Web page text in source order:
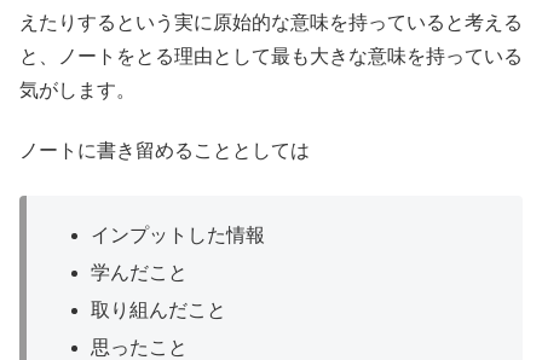
えたりするという実に原始的な意味を持っていると考える
と、ノートをとる理由として最も大きな意味を持っている
気がします。
ノートに書き留めることとしては
インプットした情報
学んだこと
取り組んだこと
思ったこと